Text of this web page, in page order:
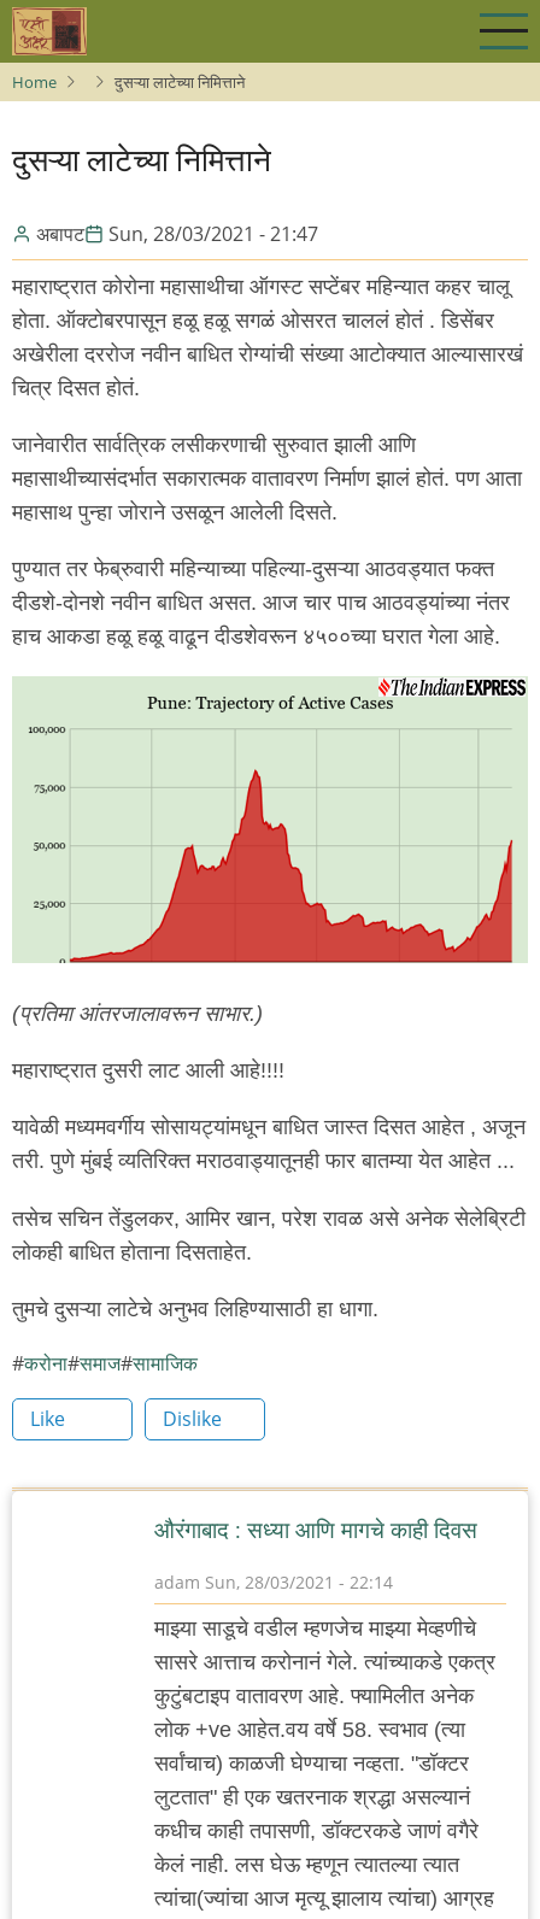
Skip
main
content
Home दुसऱ्या लाटेच्या निमित्ताने
दुसऱ्या लाटेच्या निमित्ताने
अबापट Sun, 28/03/2021 - 21:47
महाराष्ट्रात कोरोना महासाथीचा ऑगस्ट सप्टेंबर महिन्यात कहर चालू
होता. ऑक्टोबरपासून हळू हळू सगळं ओसरत चाललं होतं . डिसेंबर
अखेरीला दररोज नवीन बाधित रोग्यांची संख्या आटोक्यात आल्यासारखं
चित्र दिसत होतं.
जानेवारीत सार्वत्रिक लसीकरणाची सुरुवात झाली आणि
महासाथीच्यासंदर्भात सकारात्मक वातावरण निर्माण झालं होतं. पण आता
महासाथ पुन्हा जोराने उसळून आलेली दिसते.
पुण्यात तर फेब्रुवारी महिन्याच्या पहिल्या-दुसऱ्या आठवड्यात फक्त
दीडशे-दोनशे नवीन बाधित असत. आज चार पाच आठवड्यांच्या नंतर
हाच आकडा हळू हळू वाढून दीडशेवरून ४५००च्या घरात गेला आहे.
(प्रतिमा आंतरजालावरून साभार.)
महाराष्ट्रात दुसरी लाट आली आहे!!!!
यावेळी मध्यमवर्गीय सोसायट्यांमधून बाधित जास्त दिसत आहेत , अजून
तरी. पुणे मुंबई व्यतिरिक्त मराठवाड्यातूनही फार बातम्या येत आहेत ...
तसेच सचिन तेंडुलकर, आमिर खान, परेश रावळ असे अनेक सेलेब्रिटी
लोकही बाधित होताना दिसताहेत.
तुमचे दुसऱ्या लाटेचे अनुभव लिहिण्यासाठी हा धागा.
करोना समाज सामाजिक
Like Dislike
औरंगाबाद : सध्या आणि मागचे काही दिवस
adam Sun, 28/03/2021 - 22:14
माझ्या साडूचे वडील म्हणजेच माझ्या मेव्हणीचे
सासरे आत्ताच करोनानं गेले. त्यांच्याकडे एकत्र
कुटुंबटाइप वातावरण आहे. फ्यामिलीत अनेक
लोक +ve आहेत.वय वर्षे 58. स्वभाव (त्या
सर्वांचाच) काळजी घेण्याचा नव्हता. "डॉक्टर
लुटतात" ही एक खतरनाक श्रद्धा असल्यानं
कधीच काही तपासणी, डॉक्टरकडे जाणं वगैरे
केलं नाही. लस घेऊ म्हणून त्यातल्या त्यात
त्यांचा(ज्यांचा आज मृत्यू झालाय त्यांचा) आग्रह